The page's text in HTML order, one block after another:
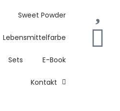
Sweet Powder
Lebensmittelfarbe
Sets E-Book
Kontakt